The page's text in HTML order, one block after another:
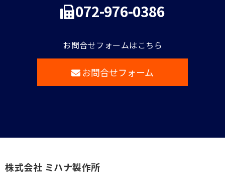
072-976-0386
お問合せフォームはこちら
お問合せフォーム
株式会社 ミハナ製作所